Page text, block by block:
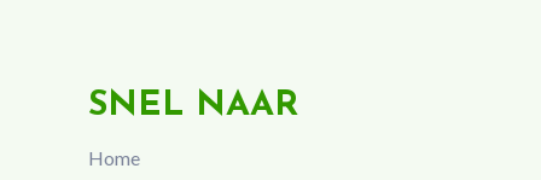
SNEL NAAR
Home